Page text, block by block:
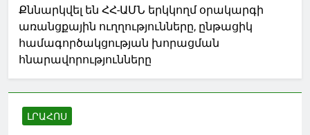
Քննարկվել են ՀՀ-ԱՄՆ երկկողմ օրակարգի
առանցքային ուղղությունները, ընթացիկ
համագործակցության խորացման
հնարավորությունները
ԼՐԱՀՈՍ